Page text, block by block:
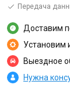
Передача
Доставим
Установим
Выездное
Нужна